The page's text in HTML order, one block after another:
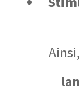
Ainsi,